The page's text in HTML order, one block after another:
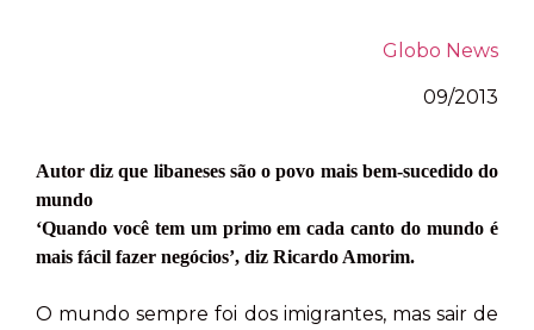
Globo News
09/2013
Autor diz que libaneses são o povo mais bem-sucedido do
mundo
‘Quando você tem um primo em cada canto do mundo é
mais fácil fazer negócios’, diz Ricardo Amorim.
O mundo sempre foi dos imigrantes, mas sair de